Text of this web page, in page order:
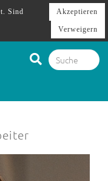
Sind
Akzeptieren
Verweigern